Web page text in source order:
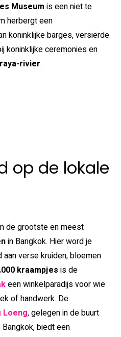
Museum is een niet te
herbergt een
koninklijke barges, versierde
koninklijke ceremonies en
rivier.
op de lokale
de grootste en meest
in Bangkok. Hier word je
verse kruiden, bloemen
kraampjes is de
een winkelparadijs voor wie
of handwerk. De
Loeng, gelegen in de buurt
biedt een